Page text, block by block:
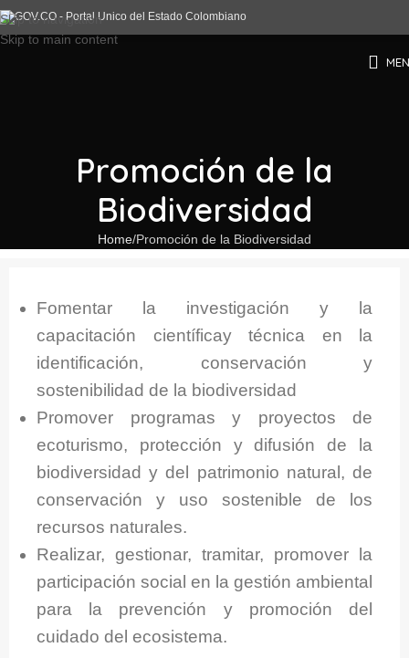
Skip to navigation
Skip to main content
Promoción de la
Biodiversidad
Home Promoción de la Biodiversidad
Fomentar la investigación y la
capacitación científicay técnica en la
identificación, conservación y
sostenibilidad de la biodiversidad
Promover programas y proyectos de
ecoturismo, protección y difusión de la
biodiversidad y del patrimonio natural, de
conservación y uso sostenible de los
recursos naturales.
Realizar, gestionar, tramitar, promover la
participación social en la gestión ambiental
para la prevención y promoción del
cuidado del ecosistema.